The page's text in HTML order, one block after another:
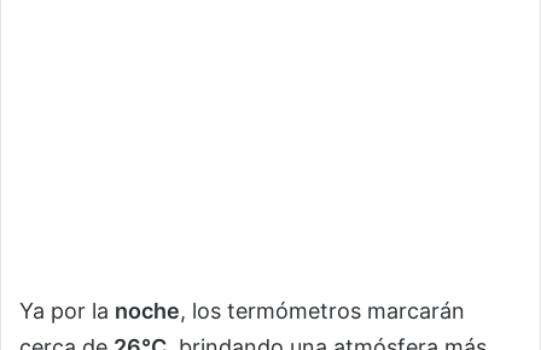
Ya por la noche, los termómetros marcarán